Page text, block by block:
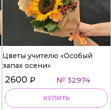
Цветы учителю «Особый
запах осени»
2600 ₽ № 32974
КУПИТЬ